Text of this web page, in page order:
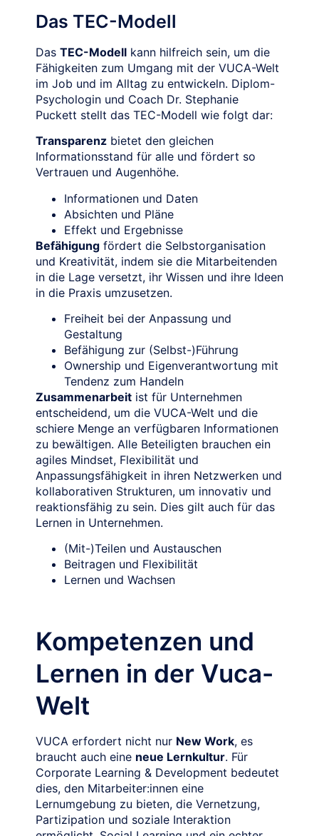
Das TEC-Modell
Das TEC-Modell kann hilfreich sein, um die
Fähigkeiten zum Umgang mit der VUCA-Welt
im Job und im Alltag zu entwickeln. Diplom-
Psychologin und Coach Dr. Stephanie
Puckett stellt das TEC-Modell wie folgt dar:
Transparenz bietet den gleichen
Informationsstand für alle und fördert so
Vertrauen und Augenhöhe.
Informationen und Daten
Absichten und Pläne
Effekt und Ergebnisse
Befähigung fördert die Selbstorganisation
und Kreativität, indem sie die Mitarbeitenden
in die Lage versetzt, ihr Wissen und ihre Ideen
in die Praxis umzusetzen.
Freiheit bei der Anpassung und
Gestaltung
Befähigung zur (Selbst-)Führung
Ownership und Eigenverantwortung mit
Tendenz zum Handeln
Zusammenarbeit ist für Unternehmen
entscheidend, um die VUCA-Welt und die
schiere Menge an verfügbaren Informationen
zu bewältigen. Alle Beteiligten brauchen ein
agiles Mindset, Flexibilität und
Anpassungsfähigkeit in ihren Netzwerken und
kollaborativen Strukturen, um innovativ und
reaktionsfähig zu sein. Dies gilt auch für das
Lernen in Unternehmen.
(Mit-)Teilen und Austauschen
Beitragen und Flexibilität
Lernen und Wachsen
Kompetenzen und
Lernen in der Vuca-
Welt
VUCA erfordert nicht nur New Work, es
braucht auch eine neue Lernkultur. Für
Corporate Learning & Development bedeutet
dies, den Mitarbeiter:innen eine
Lernumgebung zu bieten, die Vernetzung,
Partizipation und soziale Interaktion